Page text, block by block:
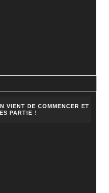
VIENT DE COMMENCER ET
PARTIE !